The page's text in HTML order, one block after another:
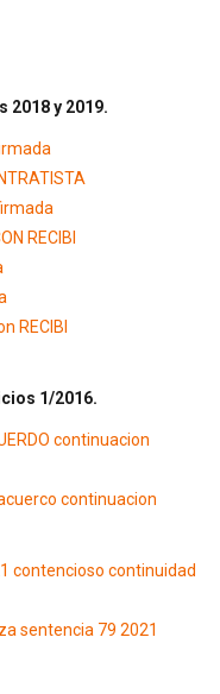
2018 y 2019.
RECIBI
RECIBI
1/2016.
continuacion
acuerco continuacion
contencioso continuidad
sentencia 79 2021